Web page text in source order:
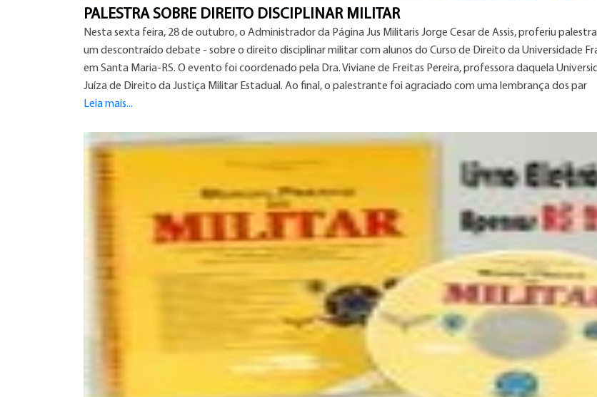
PALESTRA SOBRE DIREITO DISCIPLINAR MILITAR
Nesta sexta feira, 28 de outubro, o Administrador da Página Jus Militaris Jorge Cesar de Assis, proferiu
um descontraído debate - sobre o direito disciplinar militar com alunos do Curso de Direito da Universidade
em Santa Maria-RS. O evento foi coordenado pela Dra. Viviane de Freitas Pereira, professora daquela
Juíza de Direito da Justiça Militar Estadual. Ao final, o palestrante foi agraciado com uma lembrança dos par
Leia mais...